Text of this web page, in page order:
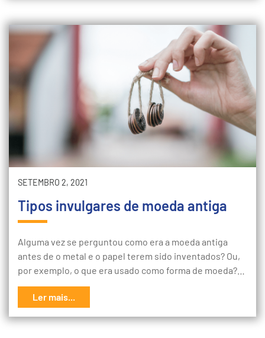
SETEMBRO 2, 2021
Tipos invulgares de moeda antiga
Alguma vez se perguntou como era a moeda antiga
antes de o metal e o papel terem sido inventados? Ou,
por exemplo, o que era usado como forma de moeda?…
Ler mais...